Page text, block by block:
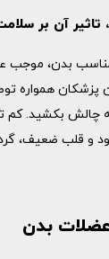
تاثیر آن بر
بدن، موجب
همواره
چالش بکشید. کم
قلب ضعیف،
بدن